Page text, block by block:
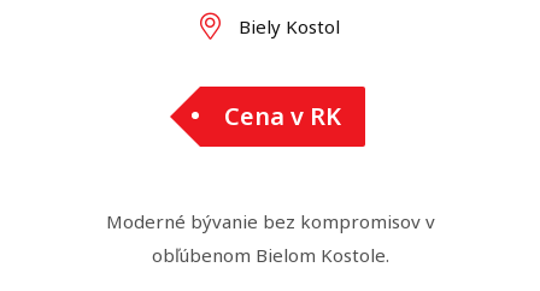
Biely Kostol
Cena v RK
Moderné bývanie bez kompromisov v
obľúbenom Bielom Kostole.